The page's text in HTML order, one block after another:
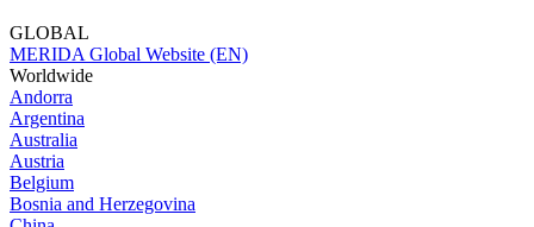
GLOBAL
MERIDA Global Website (EN)
Worldwide
Andorra
Argentina
Australia
Austria
Belgium
Bosnia and Herzegovina